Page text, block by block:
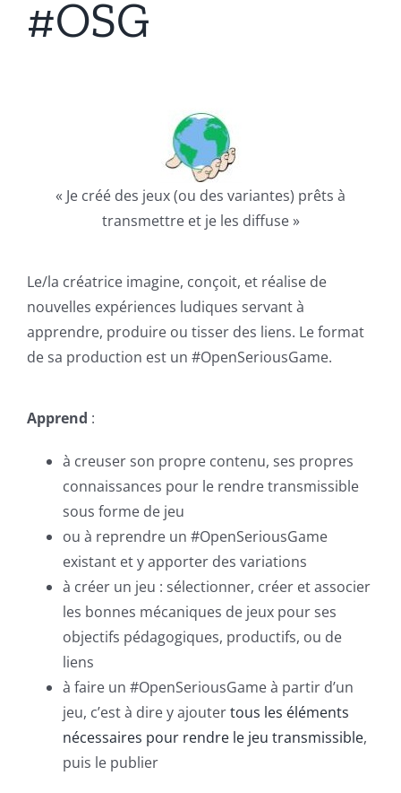
#OSG
« Je créé des jeux (ou des variantes) prêts à
transmettre et je les diffuse »
Le/la créatrice imagine, conçoit, et réalise de
nouvelles expériences ludiques servant à
apprendre, produire ou tisser des liens. Le format
de sa production est un #OpenSeriousGame.
Apprend :
à creuser son propre contenu, ses propres
connaissances pour le rendre transmissible
sous forme de jeu
ou à reprendre un #OpenSeriousGame
existant et y apporter des variations
à créer un jeu : sélectionner, créer et associer
les bonnes mécaniques de jeux pour ses
objectifs pédagogiques, productifs, ou de
liens
à faire un #OpenSeriousGame à partir d’un
jeu, c’est à dire y ajoutertous les éléments
nécessaires pour rendre le jeu transmissible,
puis le publier